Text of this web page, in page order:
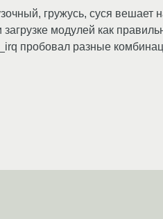
гружусь, суся
модулей как
пробовал разные